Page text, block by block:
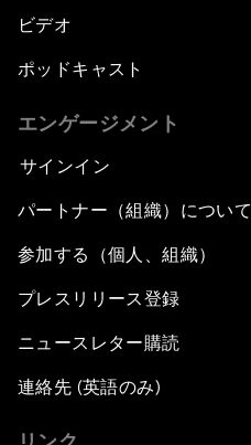
ビデオ
ポッドキャスト
エンゲージメント
サインイン
パートナー（組織）について
参加する（個人、組織）
プレスリリース登録
ニュースレター購読
連絡先 (英語のみ)